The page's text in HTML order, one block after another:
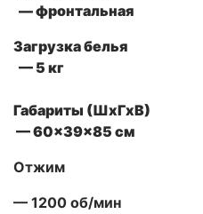
— фронтальная
Загрузка белья
— 5 кг
Габариты (ШxГxВ)
— 60x39x85 см
Отжим
— 1200 об/мин